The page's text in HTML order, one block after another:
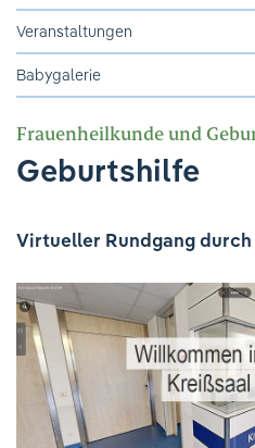
Veranstaltungen
Babygalerie
Frauenheilkunde und
Geburtshilfe
Virtueller Rundgang